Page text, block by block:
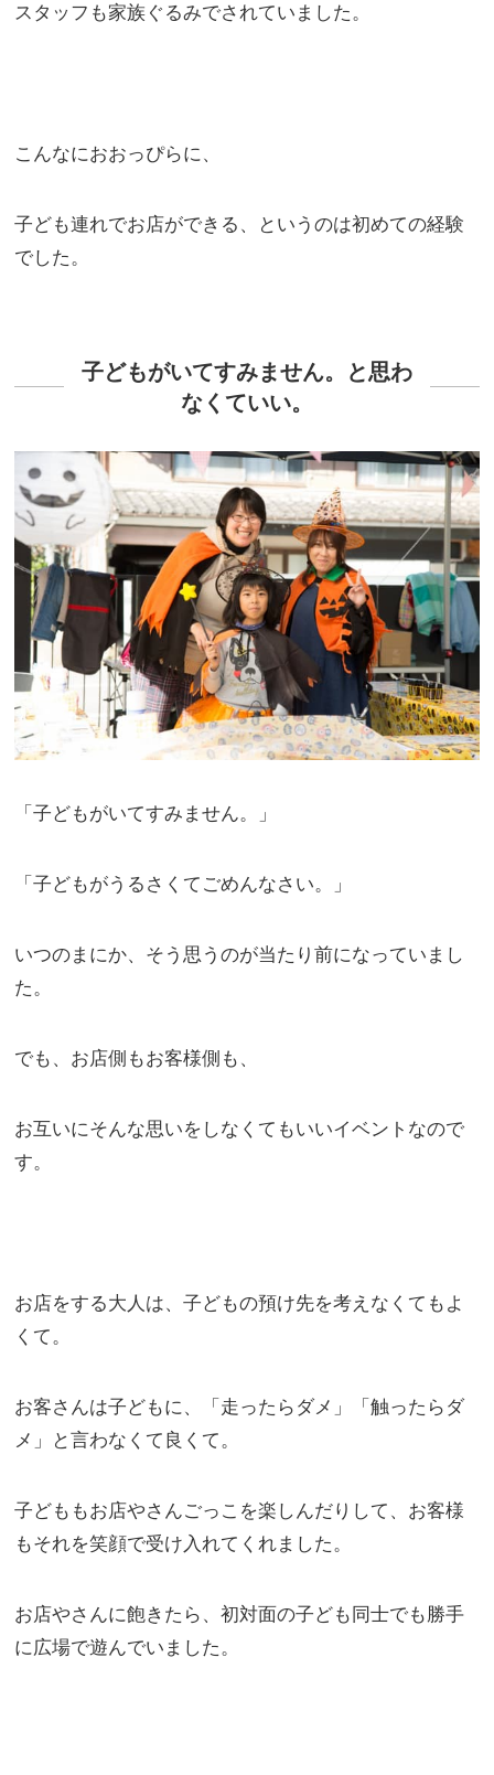
スタッフも家族ぐるみでされていました。
こんなにおおっぴらに、
子ども連れでお店ができる、というのは初めての経験
でした。
子どもがいてすみません。と思わ
なくていい。
「子どもがいてすみません。」
「子どもがうるさくてごめんなさい。」
いつのまにか、そう思うのが当たり前になっていまし
た。
でも、お店側もお客様側も、
お互いにそんな思いをしなくてもいいイベントなので
す。
お店をする大人は、子どもの預け先を考えなくてもよ
くて。
お客さんは子どもに、「走ったらダメ」「触ったらダ
メ」と言わなくて良くて。
子どももお店やさんごっこを楽しんだりして、お客様
もそれを笑顔で受け入れてくれました。
お店やさんに飽きたら、初対面の子ども同士でも勝手
に広場で遊んでいました。